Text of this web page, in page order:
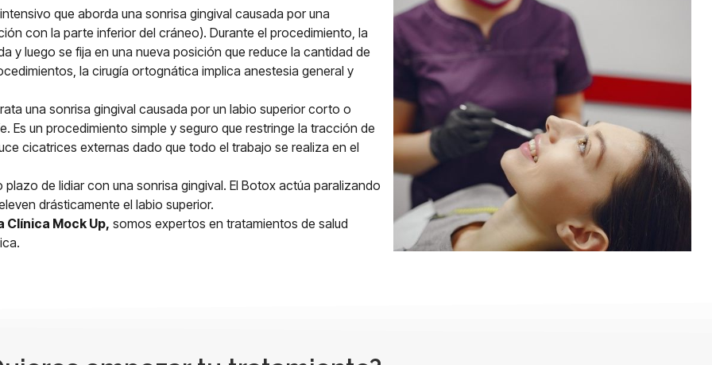
que aborda una sonrisa gingival causada por una
con la parte inferior del cráneo). Durante el procedimiento, la
y luego se fija en una nueva posición que reduce la cantidad de
la cirugía ortognática implica anestesia general y
una sonrisa gingival causada por un labio superior corto o
Es un procedimiento simple y seguro que restringe la tracción de
cicatrices externas dado que todo el trabajo se realiza en el
de lidiar con una sonrisa gingival. El Botox actúa paralizando
drásticamente el labio superior.
Clínica Mock Up, somos expertos en tratamientos de salud